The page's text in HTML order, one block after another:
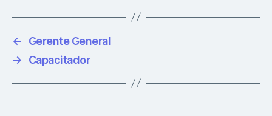
←
Gerente General
→
Capacitador